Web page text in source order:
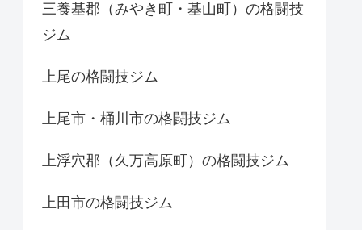
三養基郡（みやき町・基山町）の格闘技
ジム
上尾の格闘技ジム
上尾市・桶川市の格闘技ジム
上浮穴郡（久万高原町）の格闘技ジム
上田市の格闘技ジム